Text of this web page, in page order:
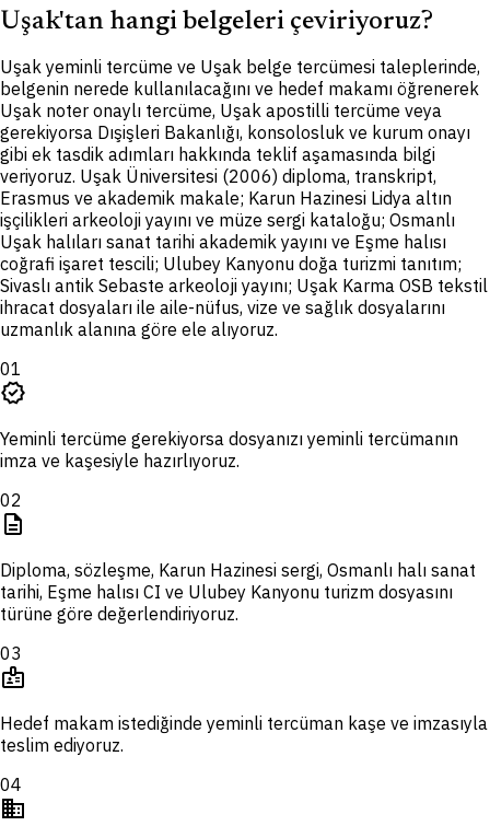
Uşak'tan hangi belgeleri çeviriyoruz?
Uşak yeminli tercüme ve Uşak belge tercümesi taleplerinde,
belgenin nerede kullanılacağını ve hedef makamı öğrenerek
Uşak noter onaylı tercüme, Uşak apostilli tercüme veya
gerekiyorsa Dışişleri Bakanlığı, konsolosluk ve kurum onayı
gibi ek tasdik adımları hakkında teklif aşamasında bilgi
veriyoruz. Uşak Üniversitesi (2006) diploma, transkript,
Erasmus ve akademik makale; Karun Hazinesi Lidya altın
işçilikleri arkeoloji yayını ve müze sergi kataloğu; Osmanlı
Uşak halıları sanat tarihi akademik yayını ve Eşme halısı
coğrafi işaret tescili; Ulubey Kanyonu doğa turizmi tanıtım;
Sivaslı antik Sebaste arkeoloji yayını; Uşak Karma OSB tekstil
ihracat dosyaları ile aile-nüfus, vize ve sağlık dosyalarını
uzmanlık alanına göre ele alıyoruz.
01
verified
Yeminli tercüme gerekiyorsa dosyanızı yeminli tercümanın
imza ve kaşesiyle hazırlıyoruz.
02
description
Diploma, sözleşme, Karun Hazinesi sergi, Osmanlı halı sanat
tarihi, Eşme halısı CI ve Ulubey Kanyonu turizm dosyasını
türüne göre değerlendiriyoruz.
03
badge
Hedef makam istediğinde yeminli tercüman kaşe ve imzasıyla
teslim ediyoruz.
04
domain